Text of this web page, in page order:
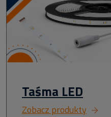
Taśma LED
Zobacz produkty